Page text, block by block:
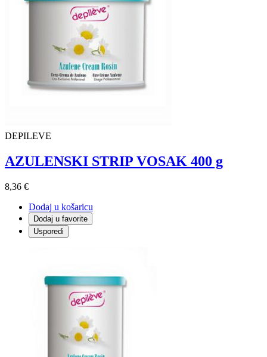
DEPILEVE
AZULENSKI STRIP VOSAK 400 g
8,36 €
Dodaj u košaricu
Dodaj u favorite
Usporedi